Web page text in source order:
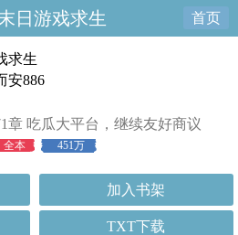
日游戏求生 首页
求生
安886
章 吃瓜大平台，继续友好商议
全本 451万
加入书架
TXT下载